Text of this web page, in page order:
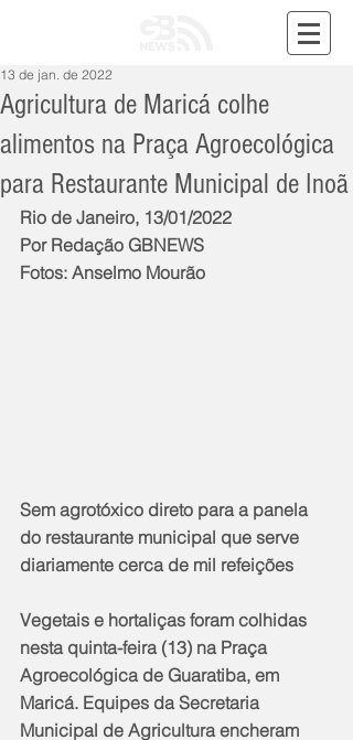
Agricultura de Maricá colhe
alimentos na Praça Agroecológica
para Restaurante Municipal de Inoã
13 de jan. de 2022
Rio de Janeiro, 13/01/2022
Por Redação GBNEWS
Fotos: Anselmo Mourão
Sem agrotóxico direto para a panela
do restaurante municipal que serve
diariamente cerca de mil refeições
Vegetais e hortaliças foram colhidas
nesta quinta-feira (13) na Praça
Agroecológica de Guaratiba, em
Maricá. Equipes da Secretaria
Municipal de Agricultura encheram